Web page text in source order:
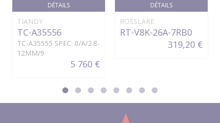
DÉTAILS
TIANDY
TC-A35556
TC-A35555 SPEC: 0/A/2.8-
12MM/9
5 760 €
DÉTAILS
ROSSLARE
RT-V8K-26A-7RB0
319,20 €